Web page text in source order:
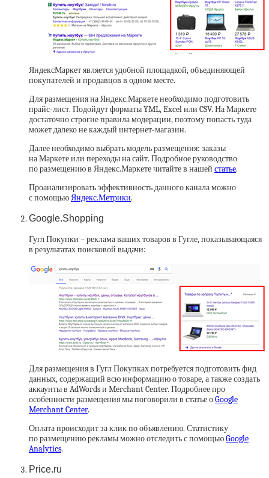
ЯндексМаркет является удобной площадкой, объединяющей
покупателей и продавцов в одном месте.
Для размещения на Яндекс.Маркете необходимо подготовить
прайс-лист. Подойдут форматы YML, Excel или CSV. На Маркете
достаточно строгие правила модерации, поэтому попасть туда
может далеко не каждый интернет-магазин.
Далее необходимо выбрать модель размещения: заказы
на Маркете или переходы на сайт. Подробное руководство
по размещению в Яндекс.Маркете читайте в нашей статье.
Проанализировать эффективность данного канала можно
с помощьюЯндекс.Метрики.
Google.Shopping
Гугл Покупки – реклама ваших товаров в Гугле, показывающаяся
в результатах поисковой выдачи:
Для размещения в Гугл Покупках потребуется подготовить фид
данных, содержащий всю информацию о товаре, а также создать
аккаунты в AdWords и Merchant Center. Подробнее про
особенности размещения мы поговорили в статье оGoogle
Merchant Center.
Оплата происходит за клик по объявлению. Статистику
по размещению рекламы можно отследить с помощьюGoogle
Analytics.
Price.ru